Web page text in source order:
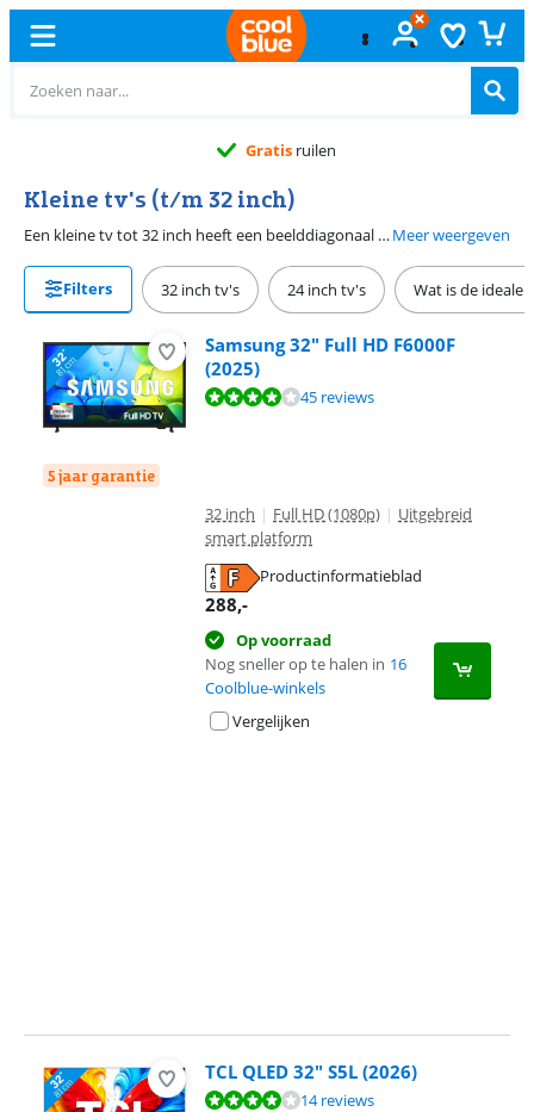
Gratis ruilen
Kleine tv's (t/m 32 inch)
Een kleine tv tot 32 inch heeft een beelddiagonaal van maximaal 81 centimeter. Deze kleine tv's hebben een kijkafstand van 1,5 tot 2 meter en een hd ready of full hd resolutie. Door het compacte formaat past deze tv gemakkelijk in de slaapkamer, caravan of boot. met 4K. Een kleine smart tv in dit formaat heeft meestal een eenvoudig smart platform. Hierdoor werken apps trager en is het aanbod beperkter dan bij grotere tv’s met Android, Tizen of WebOS.Meer weergeven
Filters 32 inch tv's 24 inch tv's Wat is de ideale
5 jaar garantie
Samsung 32" Full HD F6000F
(2025)
Beoordeling is 7,8 van de 10, gebaseerd op 45 reviews.
45 reviews
32 inch | Full HD (1080p) | Uitgebreid
smart platform
Productinformatieblad
288,-
Op voorraad
Nog sneller op te halen in 16
Coolblue-winkels
Vergelijken
TCL QLED 32" S5L (2026)
Beoordeling is 8,3 van de 10, gebaseerd op 14 reviews.
14 reviews